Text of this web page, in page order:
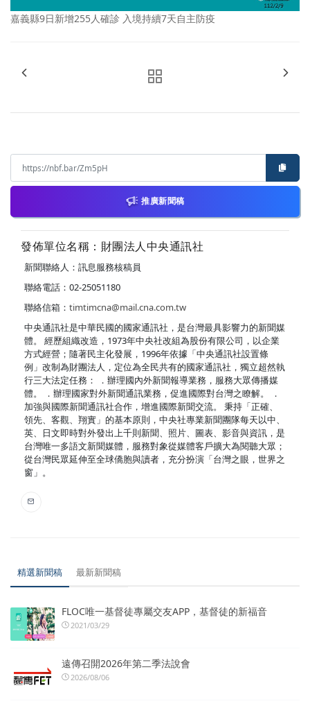
嘉義縣9日新增255人確診 入境持續7天自主防疫
推廣新聞稿
發佈單位名稱：財團法人中央通訊社
新聞聯絡人：訊息服務核稿員
聯絡電話：02-25051180
聯絡信箱： timtimcna@mail.cna.com.tw
中央通訊社是中華民國的國家通訊社，是台灣最具影響力的新聞媒
體。 經歷組織改造，1973年中央社改組為股份有限公司，以企業
方式經營；隨著民主化發展，1996年依據「中央通訊社設置條
例」改制為財團法人，定位為全民共有的國家通訊社，獨立超然執
行三大法定任務： ．辦理國內外新聞報導業務，服務大眾傳播媒
體。 ．辦理國家對外新聞通訊業務，促進國際對台灣之瞭解。 ．
加強與國際新聞通訊社合作，增進國際新聞交流。 秉持「正確、
領先、客觀、翔實」的基本原則，中央社專業新聞團隊每天以中、
英、日文即時對外發出上千則新聞、照片、圖表、影音與資訊，是
台灣唯一多語文新聞媒體，服務對象從媒體客戶擴大為閱聽大眾；
從台灣民眾延伸至全球僑胞與讀者，充分扮演「台灣之眼，世界之
窗」。
精選新聞稿 最新新聞稿
FLOC唯一基督徒專屬交友APP，基督徒的新福音
2021/03/29
遠傳召開2026年第二季法說會
2026/08/06